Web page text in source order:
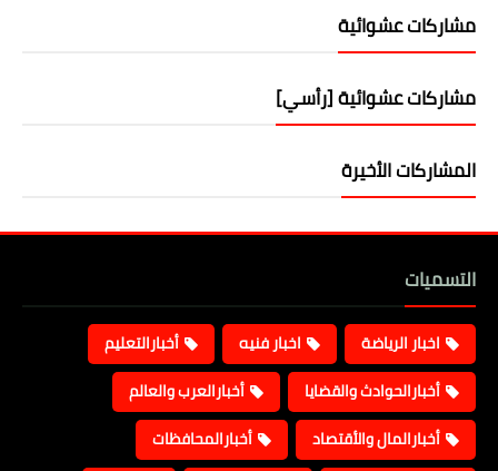
مشاركات عشوائية
مشاركات عشوائية [رأسي]
المشاركات الأخيرة
التسميات
اخبار الرياضة اخبار فنيه
أخبارالتعليم
أخبارالحوادث والقضايا
أخبارالعرب والعالم
أخبارالمال والأقتصاد
أخبارالمحافظات